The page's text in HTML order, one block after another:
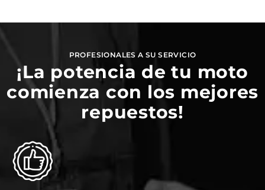
PROFESIONALES A SU SERVICIO
¡La potencia de tu moto
comienza con los mejores
repuestos!